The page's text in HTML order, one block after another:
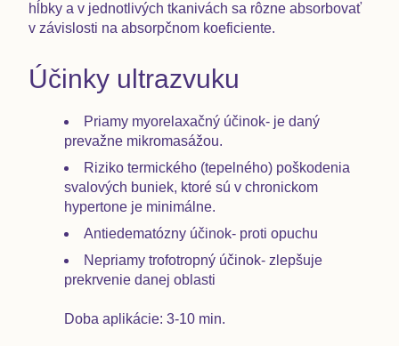
hĺbky a v jednotlivých tkanivách sa rôzne absorbovať
v závislosti na absorpčnom koeficiente.
Účinky ultrazvuku
Priamy myorelaxačný účinok- je daný
prevažne mikromasážou.
Riziko termického (tepelného) poškodenia
svalových buniek, ktoré sú v chronickom
hypertone je minimálne.
Antiedematózny účinok- proti opuchu
Nepriamy trofotropný účinok- zlepšuje
prekrvenie danej oblasti
Doba aplikácie: 3-10 min.